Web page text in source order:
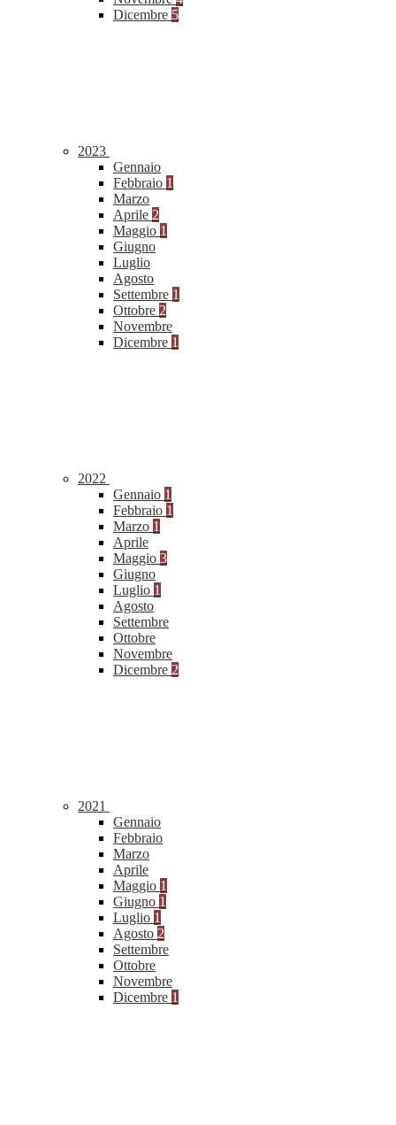
Dicembre 5
2023
Gennaio
Febbraio 1
Marzo
Aprile 2
Maggio 1
Giugno
Luglio
Agosto
Settembre 1
Ottobre 2
Novembre
Dicembre 1
2022
Gennaio 1
Febbraio 1
Marzo 1
Aprile
Maggio 3
Giugno
Luglio 1
Agosto
Settembre
Ottobre
Novembre
Dicembre 2
2021
Gennaio
Febbraio
Marzo
Aprile
Maggio 1
Giugno 1
Luglio 1
Agosto 2
Settembre
Ottobre
Novembre
Dicembre 1